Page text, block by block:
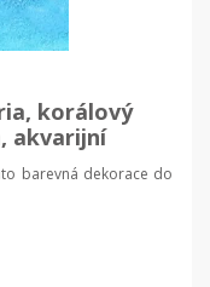
korálový
akvarijní
barevná dekorace do